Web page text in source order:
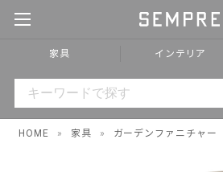
家具 インテリア
HOME » 家具 » ガーデンファニチャー